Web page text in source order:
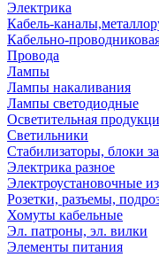
Электрика
Кабель-
Кабельно-
Провода
Лампы
Лампы накаливания
Лампы светодиодные
Осветительная
Светильники
Стабилизаторы, блоки
Электрика разное
Электроустановочные
Розетки, разъемы,
Хомуты кабельные
Эл. патроны, эл. вилки
Элементы питания